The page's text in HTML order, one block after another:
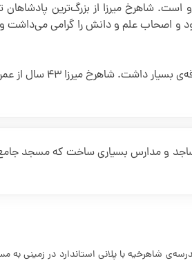
است. شاهرخ میرزا از بزرگ‌ترین
و اصحاب علم و دانش را گرامی می‌داشت
مساجد و مدارس بسیاری ساخت که مسجد